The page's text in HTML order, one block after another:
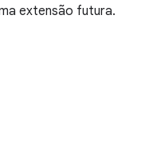
extensão futura.